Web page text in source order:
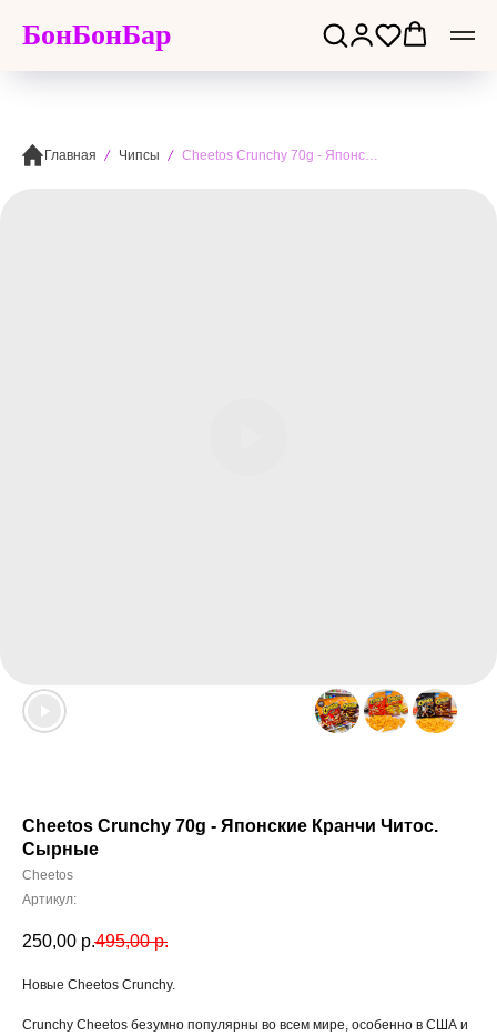
БонБонБар
Главная Чипсы Cheetos Crunchy 70g - Японские Кранчи Читос. Сырные
Cheetos Crunchy 70g - Японские Кранчи Читос.
Сырные
Cheetos
Артикул:
250,00 р.495,00 р.
Новые Cheetos Crunchy.
Crunchy Cheetos безумно популярны во всем мире, особенно в США и